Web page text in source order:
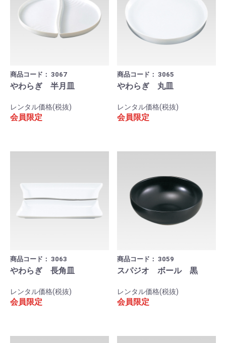
商品コード： 3067
やわらぎ 半月皿
レンタル価格(税抜)
会員限定
商品コード： 3065
やわらぎ 丸皿
レンタル価格(税抜)
会員限定
商品コード： 3063
やわらぎ 長角皿
レンタル価格(税抜)
会員限定
商品コード： 3059
スパジオ ボール 黒
レンタル価格(税抜)
会員限定